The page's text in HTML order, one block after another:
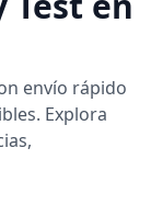
envío rápido
Explora